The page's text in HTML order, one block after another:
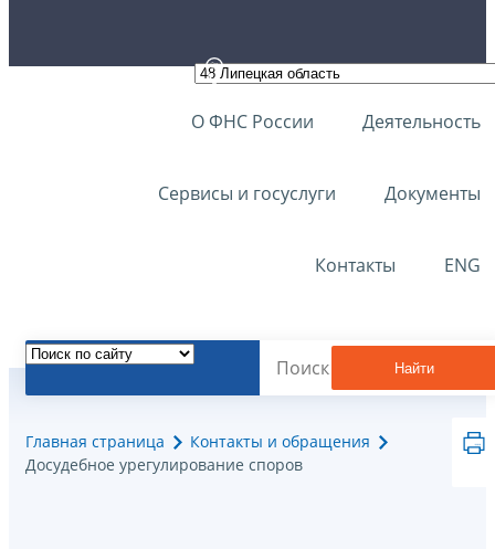
О ФНС России Деятельность
Сервисы и госуслуги Документы
Контакты ENG
Найти
Главная страница
Контакты и обращения
Досудебное урегулирование споров